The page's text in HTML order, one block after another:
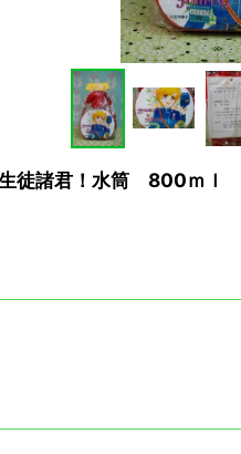
徒諸君！水筒 800ｍｌ